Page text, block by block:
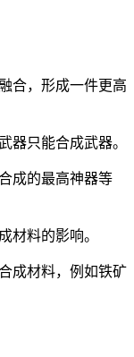
合，形成一件更高
器只能合成武器。
成的最高神器等
材料的影响。
成材料，例如铁矿